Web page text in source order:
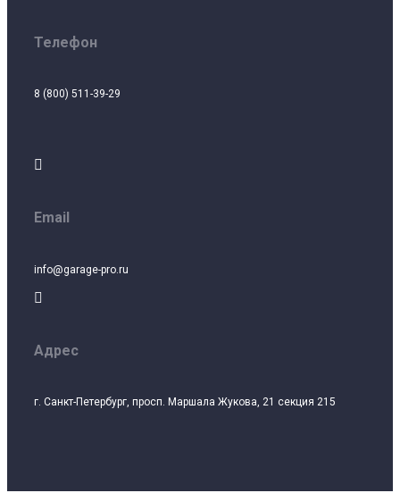
Телефон
8 (800) 511-39-29

Email
info@garage-pro.ru

Адрес
г. Санкт-Петербург, просп. Маршала Жукова, 21 секция 215